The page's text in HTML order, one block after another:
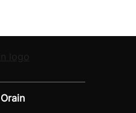
Orain